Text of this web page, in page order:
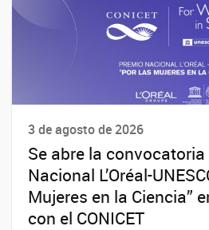
3 de agosto de 2026
Se abre la
Nacional L’Oréal-
Mujeres en la Ciencia”
con el CONICET